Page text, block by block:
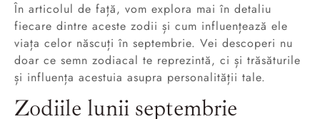
În articolul de față, vom explora mai în detaliu
fiecare dintre aceste zodii și cum influențează ele
viața celor născuți în septembrie. Vei descoperi nu
doar ce semn zodiacal te reprezintă, ci și trăsăturile
și influența acestuia asupra personalității tale.
Zodiile lunii septembrie